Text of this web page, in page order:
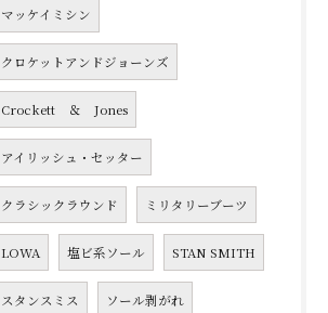
マッケイミシン
クロケットアンドジョーンズ
Crockett ＆ Jones
アイリッシュ・セッター
クラシックラウンド ミリタリーブーツ
LOWA 塩ビ系ソール STAN SMITH
スタンスミス ソール剥がれ